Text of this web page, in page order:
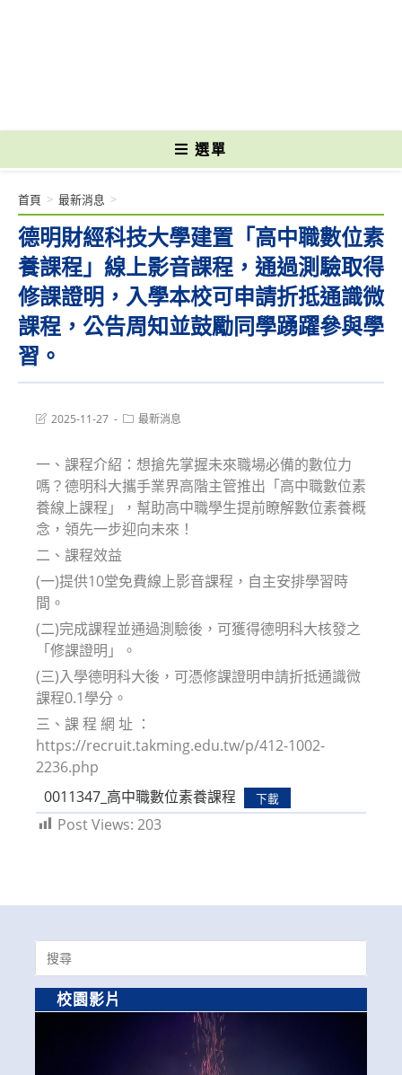
選單
德明財經科技大學建置「高中職數位素
養課程」線上影音課程，通過測驗取得
修課證明，入學本校可申請折抵通識微
課程，公告周知並鼓勵同學踴躍參與學
習。
首頁 > 最新消息 >
Post2025-11-27
Post最新消息
一、課程介紹：想搶先掌握未來職場必備的數位力
嗎？德明科大攜手業界高階主管推出「高中職數位素
養線上課程」，幫助高中職學生提前瞭解數位素養概
念，領先一步迎向未來！
二、課程效益
(一)提供10堂免費線上影音課程，自主安排學習時
間。
(二)完成課程並通過測驗後，可獲得德明科大核發之
「修課證明」。
(三)入學德明科大後，可憑修課證明申請折抵通識微
課程0.1學分。
三、課 程 網 址 ：
https://recruit.takming.edu.tw/p/412-1002-
2236.php
0011347_高中職數位素養課程
下載
Post Views: 203
Search
for:
校園影片